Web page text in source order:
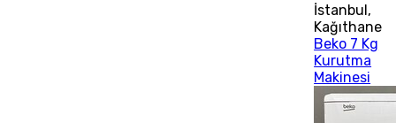
İstanbul,
Kağıthane
Beko 7 Kg
Kurutma
Makinesi